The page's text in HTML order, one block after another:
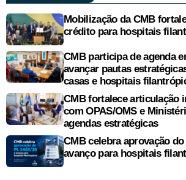
Mobilização da CMB
crédito para hospitais
CMB participa de agenda
avançar pautas
casas e hospitais
CMB fortalece articulação
com OPAS/OMS e
agendas estratégicas
CMB celebra aprovação do
avanço para hospitais